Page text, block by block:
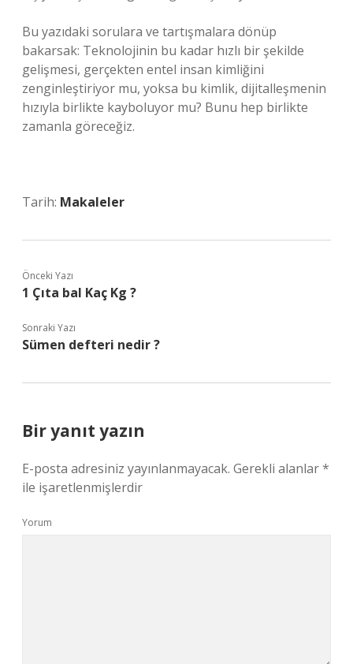
Bu yazıdaki sorulara ve tartışmalara dönüp
bakarsak: Teknolojinin bu kadar hızlı bir şekilde
gelişmesi, gerçekten entel insan kimliğini
zenginleştiriyor mu, yoksa bu kimlik, dijitalleşmenin
hızıyla birlikte kayboluyor mu? Bunu hep birlikte
zamanla göreceğiz.
Tarih: Makaleler
Önceki Yazı
1 Çıta bal Kaç Kg ?
Sonraki Yazı
Sümen defteri nedir ?
Bir yanıt yazın
E-posta adresiniz yayınlanmayacak. Gerekli alanlar*
ile işaretlenmişlerdir
Yorum